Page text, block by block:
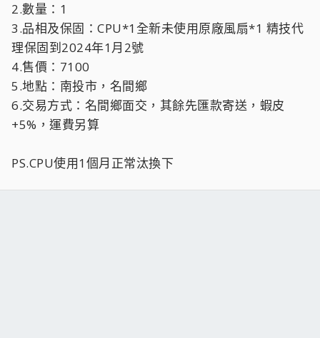
2.數量：1
3.品相及保固：CPU*1全新未使用原廠風扇*1 精技代
理保固到2024年1月2號
4.售價：7100
5.地點：南投市，名間鄉
6.交易方式：名間鄉面交，其餘先匯款寄送，蝦皮
+5%，運費另算
PS.CPU使用1個月正常汰換下